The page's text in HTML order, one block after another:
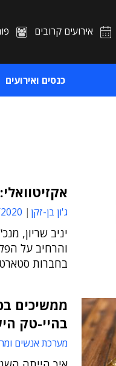
אירועים קרובים
כנסים ואירועים
ג'ון בן-זקן 15:46
יניב שריון,
והרחיב על
בחברות
ממשיכים
בהיי-טק
מערכת אנשים